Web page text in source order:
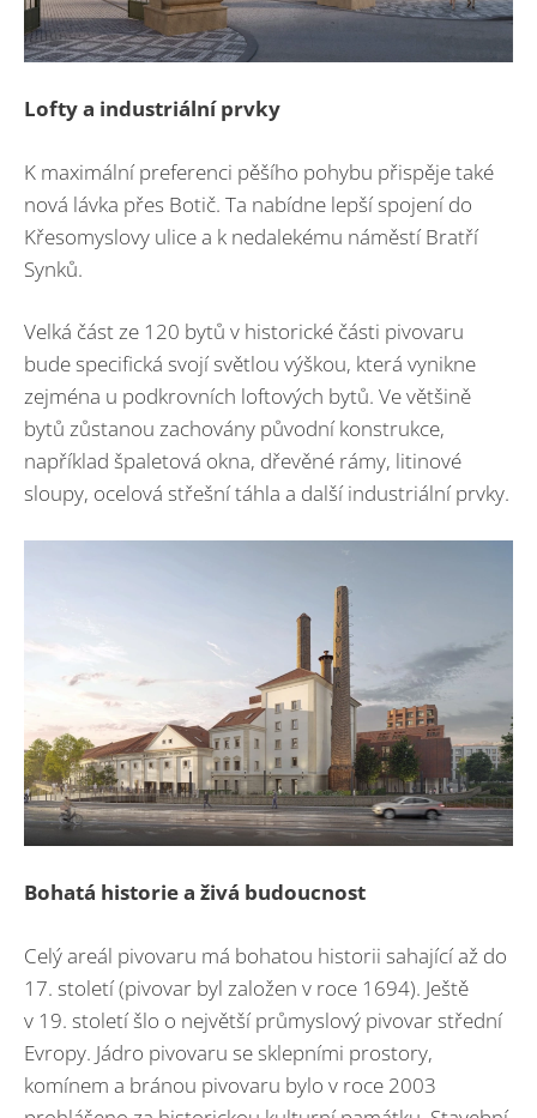
Lofty a industriální prvky
K maximální preferenci pěšího pohybu přispěje také
nová lávka přes Botič. Ta nabídne lepší spojení do
Křesomyslovy ulice a k nedalekému náměstí Bratří
Synků.
Velká část ze 120 bytů v historické části pivovaru
bude specifická svojí světlou výškou, která vynikne
zejména u podkrovních loftových bytů. Ve většině
bytů zůstanou zachovány původní konstrukce,
například špaletová okna, dřevěné rámy, litinové
sloupy, ocelová střešní táhla a další industriální prvky.
Bohatá historie a živá budoucnost
Celý areál pivovaru má bohatou historii sahající až do
17. století (pivovar byl založen v roce 1694). Ještě
v 19. století šlo o největší průmyslový pivovar střední
Evropy. Jádro pivovaru se sklepními prostory,
komínem a bránou pivovaru bylo v roce 2003